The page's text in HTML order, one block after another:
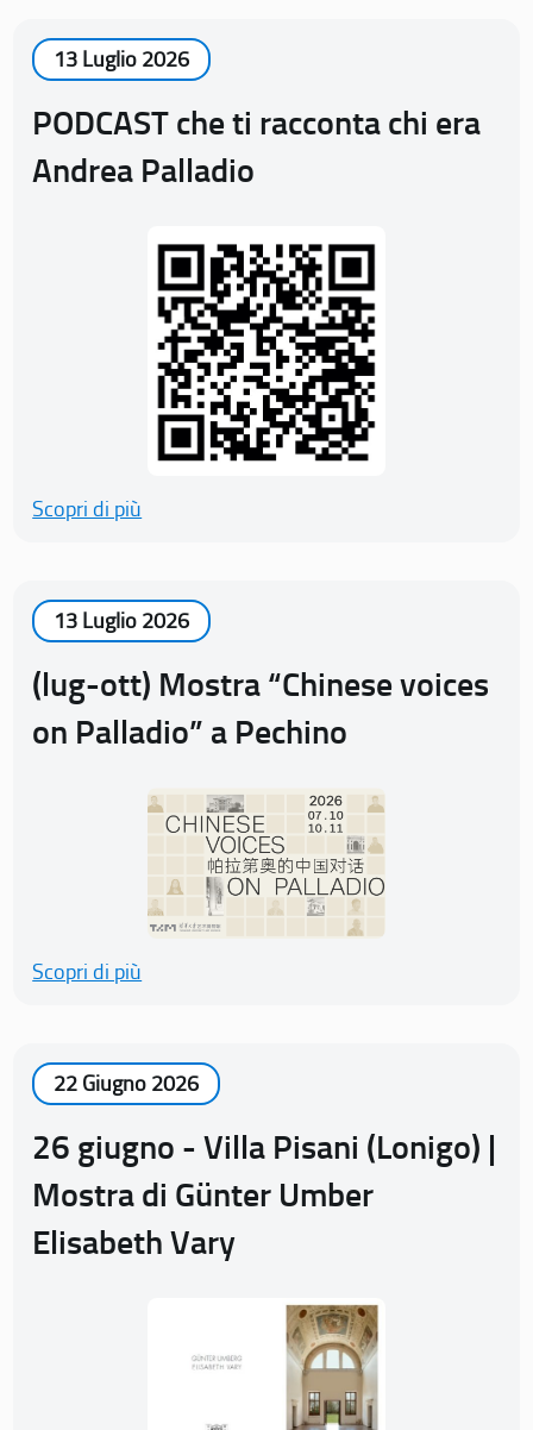
13 Luglio 2026
PODCAST che ti racconta chi era
Andrea Palladio
Scopri di più
13 Luglio 2026
(lug-ott) Mostra “Chinese voices
on Palladio” a Pechino
Scopri di più
22 Giugno 2026
26 giugno - Villa Pisani (Lonigo) |
Mostra di Günter Umber
Elisabeth Vary